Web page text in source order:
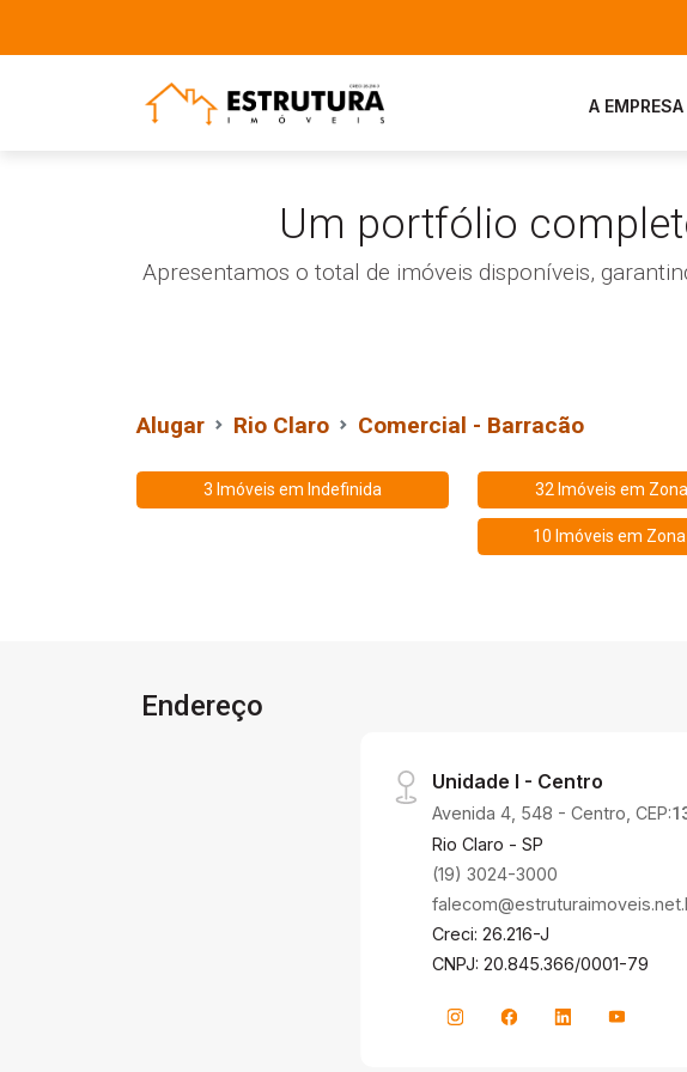
A EMPRESA
Um portfólio
Apresentamos o total de imóveis disponíveis,
Alugar Rio Claro Comercial - Barracão
3 Imóveis em Indefinida 32 Imóveis em
10 Imóveis em
Endereço
Unidade I - Centro
Avenida 4, 548 - Centro, CEP:
Rio Claro - SP
(19) 3024-3000
Creci: 26.216-J
CNPJ: 20.845.366/0001-79